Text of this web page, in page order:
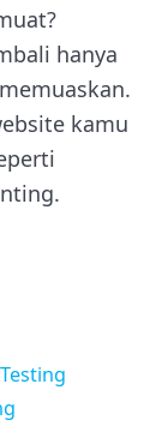
hanya
kamu